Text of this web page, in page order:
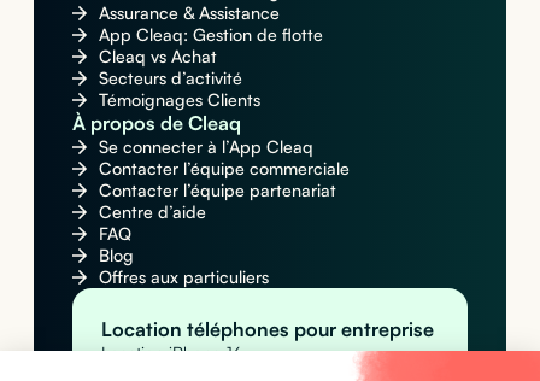
Assurance & Assistance
App Cleaq: Gestion de flotte
Cleaq vs Achat
Secteurs d’activité
Témoignages Clients
À propos de Cleaq
Se connecter à l’App Cleaq
Contacter l’équipe commerciale
Contacter l’équipe partenariat
Centre d’aide
FAQ
Blog
Offres aux particuliers
Location téléphones pour entreprise
Location iPhone 16
Location Apple iPhone 16 Pro Max